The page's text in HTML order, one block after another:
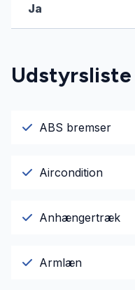
Ja
Udstyrsliste
ABS bremser
Aircondition
Anhængertræk
Armlæn